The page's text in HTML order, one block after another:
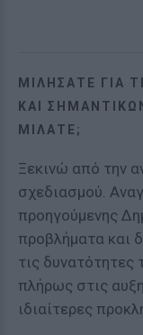
ΜΙΛΉΣΑΤΕ ΓΙΑ
ΚΑΙ
ΜΙΛΆΤΕ;
Ξεκινώ από την
σχεδιασμού.
προηγούμενης
προβλήματα και
τις δυνατότητες
πλήρως στις
ιδιαίτερες